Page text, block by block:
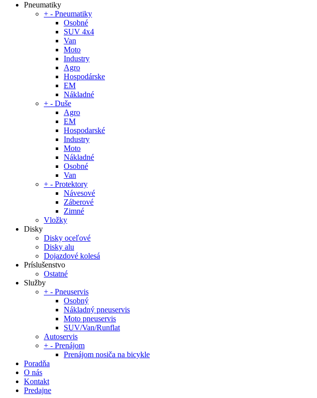
Pneumatiky
+ - Pneumatiky
Osobné
SUV 4x4
Van
Moto
Industry
Agro
Hospodárske
EM
Nákladné
+ - Duše
Agro
EM
Hospodarské
Industry
Moto
Nákladné
Osobné
Van
+ - Protektory
Návesové
Záberové
Zimné
Vložky
Disky
Disky oceľové
Disky alu
Dojazdové kolesá
Príslušenstvo
Ostatné
Služby
+ - Pneuservis
Osobný
Nákladný pneuservis
Moto pneuservis
SUV/Van/Runflat
Autoservis
+ - Prenájom
Prenájom nosiča na bicykle
Poradňa
O nás
Kontakt
Predajne